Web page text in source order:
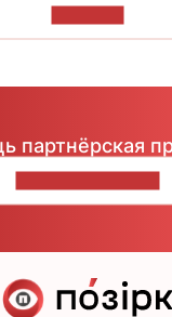
партнёрская